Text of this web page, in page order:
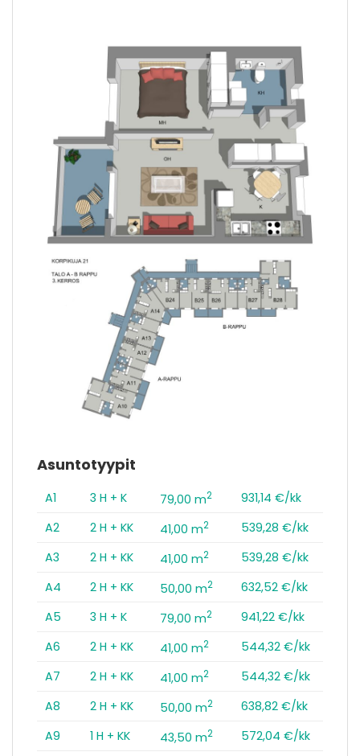
Asuntotyypit
A1 3 H + K 79,00 m2
931,14 €/kk
A2
2 H + KK 41,00 m2
539,28 €/kk
A3
2 H + KK 41,00 m2
539,28 €/kk
A4
2 H + KK 50,00 m2
632,52 €/kk
A5
3 H + K 79,00 m2
941,22 €/kk
A6
2 H + KK 41,00 m2
544,32 €/kk
A7
2 H + KK 41,00 m2
544,32 €/kk
A8
2 H + KK 50,00 m2
638,82 €/kk
A9
1 H + KK 43,50 m2
572,04 €/kk